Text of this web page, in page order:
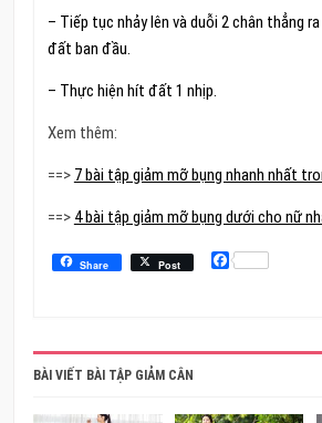
– Tiếp tục nhảy lên và duỗi 2 chân thẳng
đất ban đầu.
– Thực hiện hít đất 1 nhịp.
Xem thêm:
==> 7 bài tập giảm mỡ bụng nhanh nhất
==> 4 bài tập giảm mỡ bụng dưới cho nữ
Share Post Facebook
BÀI VIẾT BÀI TẬP GIẢM CÂN